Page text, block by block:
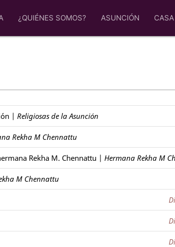
¿QUIÉNES SOMOS? ASUNCIÓN
| Religiosas de la Asunción
Rekha M Chennattu
Rekha M. Chennattu | Hermana Rekha M
M Chennattu